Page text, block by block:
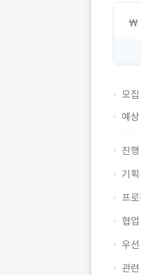
모
예
진
기
프
협
우선
관